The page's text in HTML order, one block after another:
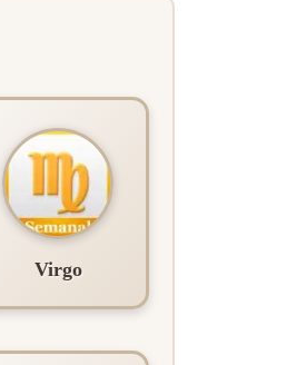
Virgo